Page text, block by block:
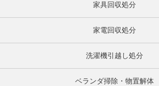
家具回収処分
家電回収処分
洗濯機引越し処分
ベランダ掃除・物置解体